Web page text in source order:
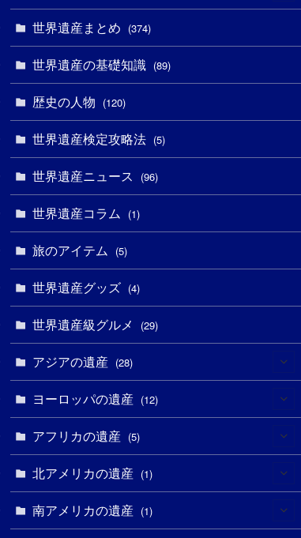
(10)
(32)
(49)
(5)
(6)
(14)
(18)
(3)
(7)
(1)
(43)
(109)
(4)
(20)
(13)
(3)
(13)
(2)
(5)
(16)
(62)
(32)
(13)
(2)
(2)
(2)
(2)
(1)
(9)
(5)
(2)
(2)
(6)
(1)
(1)
(1)
(1)
(27)
(10)
(5)
(1)
(1)
(7)
(2)
(4)
(9)
(3)
(8)
(27)
(5)
(19)
(8)
世界遺産まとめ (374)
世界遺産の基礎知識 (89)
歴史の人物 (120)
世界遺産検定攻略法 (5)
世界遺産ニュース (96)
世界遺産コラム (1)
旅のアイテム (5)
世界遺産グッズ (4)
世界遺産級グルメ (29)
アジアの遺産 (28)
(1)
(1)
ヨーロッパの遺産 (12)
(2)
(1)
(1)
アフリカの遺産 (5)
(3)
北アメリカの遺産 (1)
(1)
南アメリカの遺産 (1)